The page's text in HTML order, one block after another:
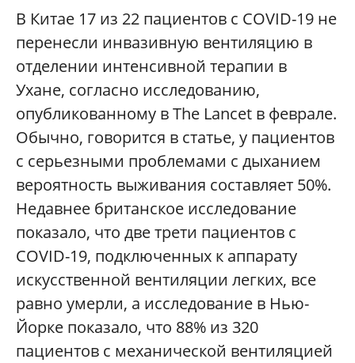
В Китае 17 из 22 пациентов с COVID-19 не
перенесли инвазивную вентиляцию в
отделении интенсивной терапии в
Ухане, согласно исследованию,
опубликованному в The Lancet в феврале.
Обычно, говорится в статье, у пациентов
с серьезными проблемами с дыханием
вероятность выживания составляет 50%.
Недавнее британское исследование
показало, что две трети пациентов с
COVID-19, подключенных к аппарату
искусственной вентиляции легких, все
равно умерли, а исследование в Нью-
Йорке показало, что 88% из 320
пациентов с механической вентиляцией